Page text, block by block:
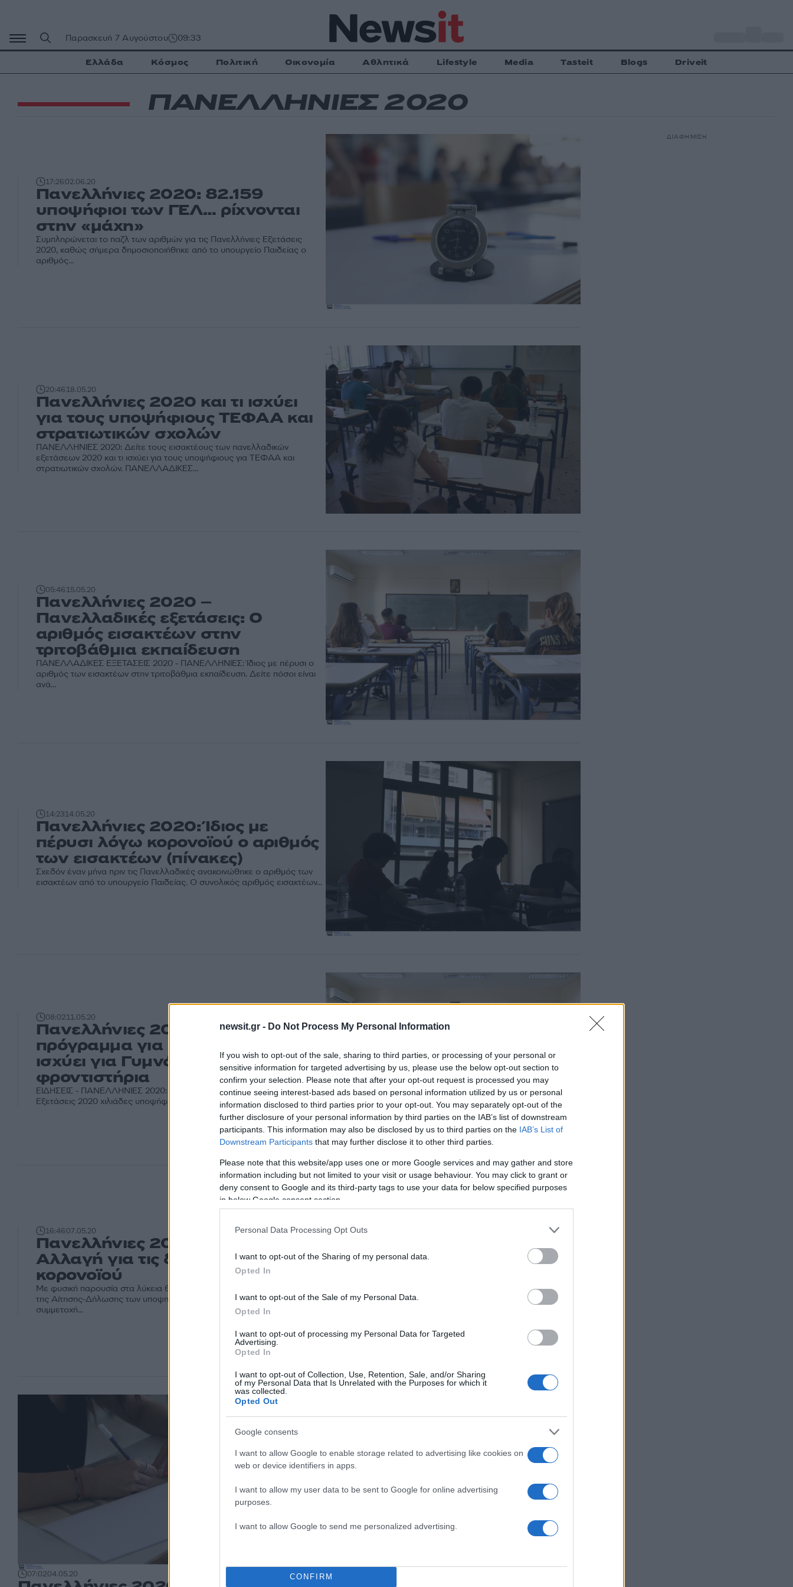
newsit.gr - Do Not Process My Personal Information
If you wish to opt-out of the sale, sharing to third parties, or processing of your personal or
sensitive information for targeted advertising by us, please use the below opt-out section to
confirm your selection. Please note that after your opt-out request is processed you may
continue seeing interest-based ads based on personal information utilized by us or personal
information disclosed to third parties prior to your opt-out. You may separately opt-out of the
further disclosure of your personal information by third parties on the IAB’s list of downstream
participants. This information may also be disclosed by us to third parties on the IAB’s List of
Downstream Participants that may further disclose it to other third parties.
Please note that this website/app uses one or more Google services and may gather and store
information including but not limited to your visit or usage behaviour. You may click to grant or
deny consent to Google and its third-party tags to use your data for below specified purposes
in below Google consent section.
Personal Data Processing Opt Outs
I want to opt-out of the Sharing of my personal data.
Opted In
I want to opt-out of the Sale of my Personal Data.
Opted In
I want to opt-out of processing my Personal Data for Targeted
Advertising.
Opted In
I want to opt-out of Collection, Use, Retention, Sale, and/or Sharing
of my Personal Data that Is Unrelated with the Purposes for which it
was collected.
Opted Out
Google consents
I want to allow Google to enable storage related to advertising like cookies on
web or device identifiers in apps.
I want to allow my user data to be sent to Google for online advertising
purposes.
I want to allow Google to send me personalized advertising.
CONFIRM
περιεχόμενο
Παρασκευή 7 Αυγούστου 09:33
Ελλάδα Κόσμος Πολιτική Οικονομία Αθλητικά Lifestyle Media Tasteit Blogs Driveit
ΠΑΝΕΛΛΗΝΙΕΣ 2020
17:2602.06.20
Πανελλήνιες 2020: 82.159
υποψήφιοι των ΓΕΛ… ρίχνονται
στην «μάχη»
Συμπληρώνεται το παζλ των αριθμών για τις Πανελλήνιες Εξετάσεις
2020, καθώς σήμερα δημοσιοποιήθηκε από το υπουργείο Παιδείας ο
αριθμός...
20:4618.05.20
Πανελλήνιες 2020 και τι ισχύει
για τους υποψήφιους ΤΕΦΑΑ και
στρατιωτικών σχολών
ΠΑΝΕΛΛΗΝΙΕΣ 2020: Δείτε τους εισακτέους των πανελλαδικών
εξετάσεων 2020 και τι ισχύει για τους υποψήφιους για ΤΕΦΑΑ και
στρατιωτικών σχολών. ΠΑΝΕΛΛΑΔΙΚΕΣ...
05:4615.05.20
Πανελλήνιες 2020 –
Πανελλαδικές εξετάσεις: O
αριθμός εισακτέων στην
τριτοβάθμια εκπαίδευση
ΠΑΝΕΛΛΑΔΙΚΕΣ ΕΞΕΤΑΣΕΙΣ 2020 - ΠΑΝΕΛΛΗΝΙΕΣ: Ίδιος με πέρυσι ο
αριθμός των εισακτέων στην τριτοβάθμια εκπαίδευση. Δείτε πόσοι είναι
ανά...
14:2314.05.20
Πανελλήνιες 2020: Ίδιος με
πέρυσι λόγω κορονοϊού ο αριθμός
των εισακτέων (πίνακες)
Σχεδόν έναν μήνα πριν τις Πανελλαδικές ανακοινώθηκε ο αριθμός των
εισακτέων από το υπουργείο Παιδείας. Ο συνολικός αριθμός εισακτέων...
08:0211.05.20
Πανελλήνιες 2020: Το
πρόγραμμα για ΓΕΛ – ΕΠΑΛ και τι
ισχύει για Γυμνάσια, Δημοτικά και
φροντιστήρια
ΕΙΔΗΣΕΙΣ - ΠΑΝΕΛΛΗΝΙΕΣ 2020: Στην τελική ευθεία για τις Πανελλήνιες
Εξετάσεις 2020 χιλιάδες υποψήφιοι και οι οικείοι τους. Οι ημερομηνίες...
16:4607.05.20
Πανελλήνιες 2020: Προσοχή –
Αλλαγή για τις δηλώσεις λόγω
κορονοϊού
Με φυσική παρουσία στα λύκεια θα χρειαστεί να γίνει φέτος επιβεβαίωση
της Αίτησης-Δήλωσης των υποψηφίων των ΓΕΛ και ΕΠΑΛ για τη
συμμετοχή...
07:0204.05.20
ΔΙΑΦΗΜΙΣΗ